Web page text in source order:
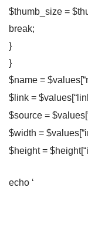
$thumb_size =
break;
}
}
$name =
$link =
$source =
$width =
$height =
echo ‘